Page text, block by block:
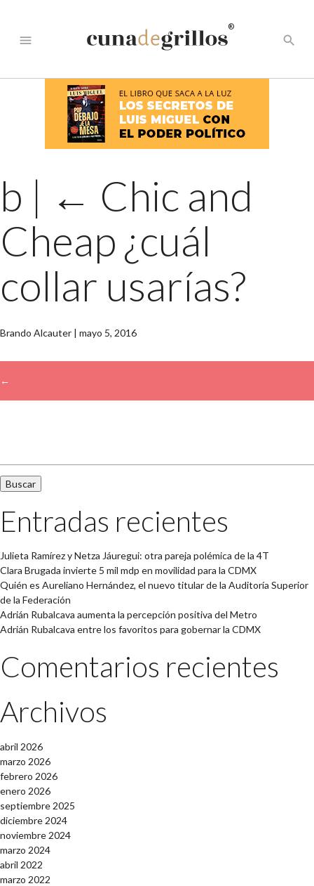
menu
®
search
b | ← Chic and
Cheap ¿cuál
collar usarías?
Brando Alcauter | mayo 5, 2016
←
Entradas recientes
Julieta Ramírez y Netza Jáuregui: otra pareja polémica de la 4T
Clara Brugada invierte 5 mil mdp en movilidad para la CDMX
Quién es Aureliano Hernández, el nuevo titular de la Auditoría Superior
de la Federación
Adrián Rubalcava aumenta la percepción positiva del Metro
Adrián Rubalcava entre los favoritos para gobernar la CDMX
Comentarios recientes
Archivos
abril 2026
marzo 2026
febrero 2026
enero 2026
septiembre 2025
diciembre 2024
noviembre 2024
marzo 2024
abril 2022
marzo 2022